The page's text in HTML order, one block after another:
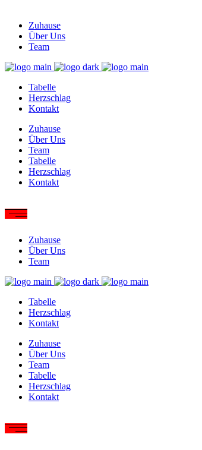
Zuhause
Über Uns
Team
Tabelle
Herzschlag
Kontakt
Zuhause
Über Uns
Team
Tabelle
Herzschlag
Kontakt
Zuhause
Über Uns
Team
Tabelle
Herzschlag
Kontakt
Zuhause
Über Uns
Team
Tabelle
Herzschlag
Kontakt